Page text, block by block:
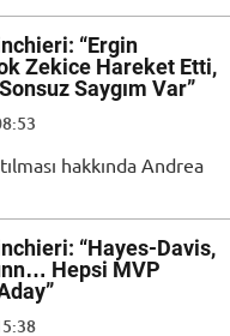
“Ergin
Zekice Hareket Etti,
Saygım Var”
hakkında Andrea
“Hayes-Davis,
Hepsi MVP